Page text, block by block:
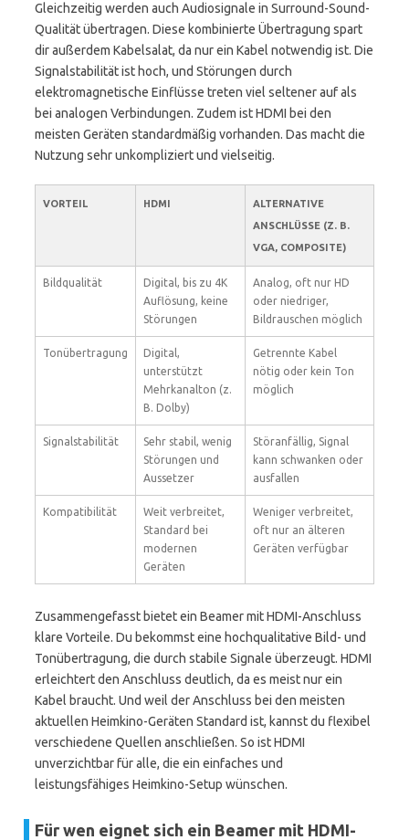
Gleichzeitig werden auch Audiosignale in Surround-Sound-
Qualität übertragen. Diese kombinierte Übertragung spart
dir außerdem Kabelsalat, da nur ein Kabel notwendig ist. Die
Signalstabilität ist hoch, und Störungen durch
elektromagnetische Einflüsse treten viel seltener auf als
bei analogen Verbindungen. Zudem ist HDMI bei den
meisten Geräten standardmäßig vorhanden. Das macht die
Nutzung sehr unkompliziert und vielseitig.
VORTEIL HDMI
ALTERNATIVE
ANSCHLÜSSE (Z. B.
VGA, COMPOSITE)
Bildqualität
Digital, bis zu 4K
Auflösung, keine
Störungen
Analog, oft nur HD
oder niedriger,
Bildrauschen möglich
Tonübertragung
Digital,
unterstützt
Mehrkanalton (z.
B. Dolby)
Getrennte Kabel
nötig oder kein Ton
möglich
Signalstabilität
Sehr stabil, wenig
Störungen und
Aussetzer
Störanfällig, Signal
kann schwanken oder
ausfallen
Kompatibilität
Weit verbreitet,
Standard bei
modernen
Geräten
Weniger verbreitet,
oft nur an älteren
Geräten verfügbar
Zusammengefasst bietet ein Beamer mit HDMI-Anschluss
klare Vorteile. Du bekommst eine hochqualitative Bild- und
Tonübertragung, die durch stabile Signale überzeugt. HDMI
erleichtert den Anschluss deutlich, da es meist nur ein
Kabel braucht. Und weil der Anschluss bei den meisten
aktuellen Heimkino-Geräten Standard ist, kannst du flexibel
verschiedene Quellen anschließen. So ist HDMI
unverzichtbar für alle, die ein einfaches und
leistungsfähiges Heimkino-Setup wünschen.
Für wen eignet sich ein Beamer mit HDMI-